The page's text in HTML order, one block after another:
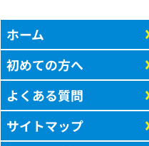
ホーム
初めての方へ
よくある質問
サイトマップ